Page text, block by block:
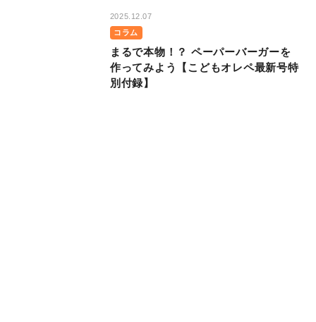
2025.12.07
コラム
まるで本物！？ ペーパーバーガーを
作ってみよう【こどもオレペ最新号特
別付録】